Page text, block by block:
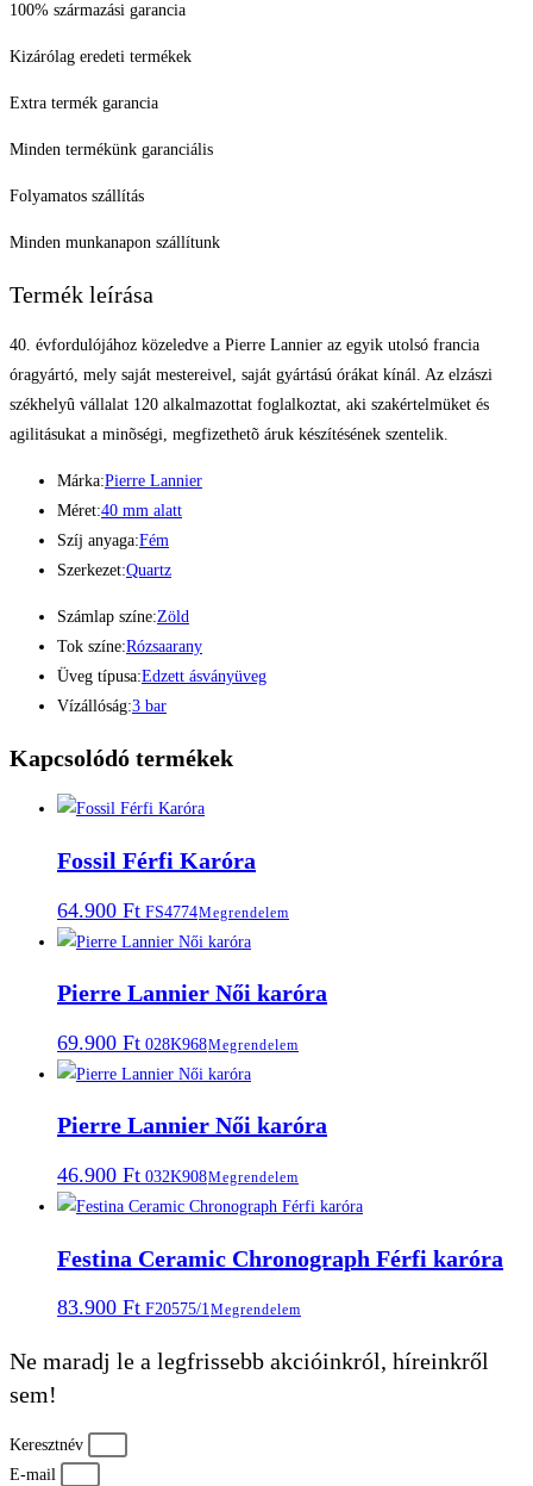
100% származási garancia
Kizárólag eredeti termékek
Extra termék garancia
Minden termékünk garanciális
Folyamatos szállítás
Minden munkanapon szállítunk
Termék leírása
40. évfordulójához közeledve a Pierre Lannier az egyik utolsó francia
óragyártó, mely saját mestereivel, saját gyártású órákat kínál. Az elzászi
székhelyû vállalat 120 alkalmazottat foglalkoztat, aki szakértelmüket és
agilitásukat a minõségi, megfizethetõ áruk készítésének szentelik.
Márka:Pierre Lannier
Méret:40 mm alatt
Szíj anyaga:Fém
Szerkezet:Quartz
Számlap színe:Zöld
Tok színe:Rózsaarany
Üveg típusa:Edzett ásványüveg
Vízállóság:3 bar
Kapcsolódó termékek
Fossil Férfi Karóra
64.900 Ft FS4774Megrendelem
Pierre Lannier Női karóra
69.900 Ft 028K968Megrendelem
Pierre Lannier Női karóra
46.900 Ft 032K908Megrendelem
Festina Ceramic Chronograph Férfi karóra
83.900 Ft F20575/1Megrendelem
Ne maradj le a legfrissebb akcióinkról, híreinkről
sem!
Keresztnév
E-mail